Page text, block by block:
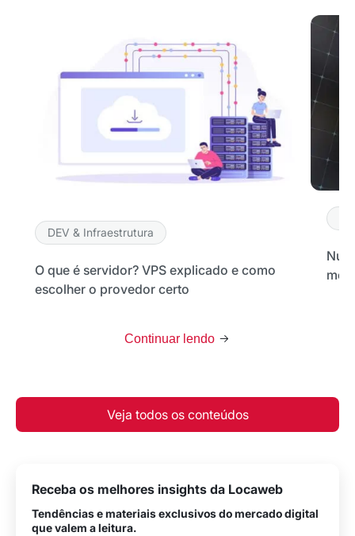
DEV & Infraestrutura
O que é servidor? VPS explicado e como
escolher o provedor certo
Continuar lendo
Veja todos os conteúdos
Receba os melhores insights da Locaweb
Tendências e materiais exclusivos do mercado digital
que valem a leitura.